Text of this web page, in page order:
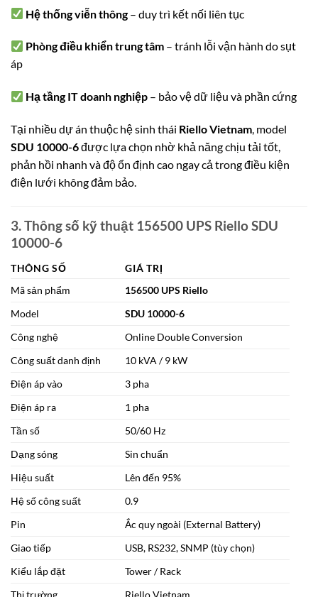
Hệ thống viễn thông– duy trì kết nối liên tục
Phòng điều khiển trung tâm – tránh lỗi vận hành do sụt
áp
Hạ tầng IT doanh nghiệp – bảo vệ dữ liệu và phần cứng
Tại nhiều dự án thuộc hệ sinh thái Riello Vietnam, model
SDU 10000-6được lựa chọn nhờ khả năng chịu tải tốt,
phản hồi nhanh và độ ổn định cao ngay cả trong điều kiện
điện lưới không đảm bảo.
3. Thông số kỹ thuật 156500 UPS Riello SDU
10000-6
THÔNG SỐ
GIÁ TRỊ
Mã sản phẩm
156500 UPS Riello
Model
SDU 10000-6
Công nghệ
Online Double Conversion
Công suất danh định
10 kVA / 9 kW
Điện áp vào
3 pha
Điện áp ra
1 pha
Tần số
50/60 Hz
Dạng sóng
Sin chuẩn
Hiệu suất
Lên đến 95%
Hệ số công suất
0.9
Pin
Ắc quy ngoài (External Battery)
Giao tiếp
USB, RS232, SNMP (tùy chọn)
Kiểu lắp đặt
Tower / Rack